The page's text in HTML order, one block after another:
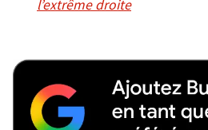
l’extrême droite